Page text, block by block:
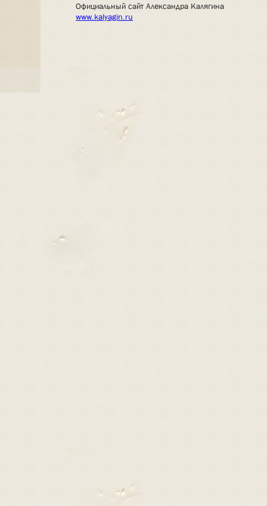
Официальный сайт Александра Калягина
www.kalyagin.ru